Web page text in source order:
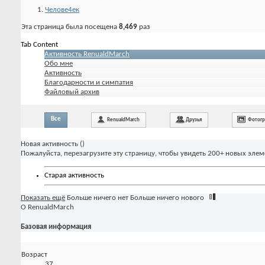
Челове4ек
Эта страница была посещена 8,469 раз
Tab Content
Активность RenualdMarch
Обо мне
Активность
Благодарности и симпатия
Файловый архив
Все RenualdMarch Друзья
Новая активность ()
Пожалуйста, перезагрузите эту страницу, чтобы увидеть 200+ новых
Старая активность
Показать ещё Больше ничего нет Больше ничего нового
О RenualdMarch
Базовая информация
Возраст